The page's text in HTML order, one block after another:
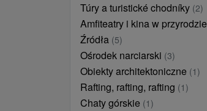
Túry a turistické chodníky (2)
Amfiteatry i kina w przyrodzie
Źródła (5)
Ośrodek narciarski (3)
Obiekty architektoniczne (1)
Rafting, rafting, rafting (1)
Chaty górskie (1)